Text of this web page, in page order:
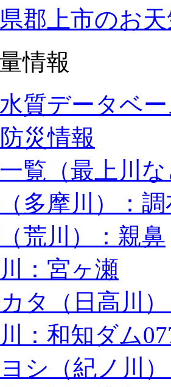
郡上市のお
情報
質データベ
災情報
覧（最上川
多摩川）：
荒川）：親鼻
：宮ヶ瀬
タ（日高川
：和知ダム
シ（紀ノ川